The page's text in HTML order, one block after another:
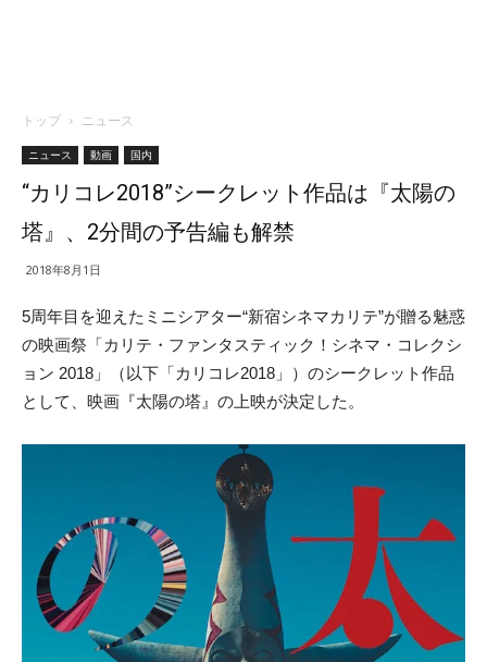
トップ ニュース
ニュース 動画 国内
“カリコレ2018”シークレット作品は『太陽の
塔』、2分間の予告編も解禁
2018年8月1日
5周年目を迎えたミニシアター“新宿シネマカリテ”が贈る魅惑
の映画祭「カリテ・ファンタスティック！シネマ・コレクシ
ョン 2018」（以下「カリコレ2018」）のシークレット作品
として、映画『太陽の塔』の上映が決定した。